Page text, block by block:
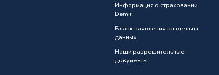
Информация о страховании
Demir
Бланк заявления владельца
данных
Наши разрешительные
документы